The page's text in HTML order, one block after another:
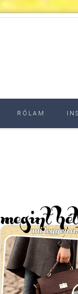
RÓLAM